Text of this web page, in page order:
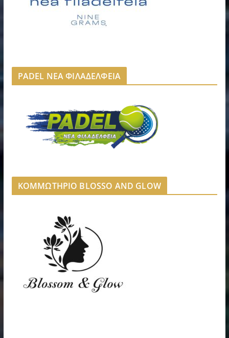
PADEL ΝΕΑ ΦΙΛΑΔΕΛΦΕΙΑ
ΚΟΜΜΩΤΗΡΙΟ BLOSSO AND GLOW